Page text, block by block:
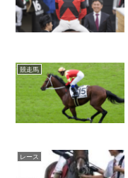
競走馬
レース